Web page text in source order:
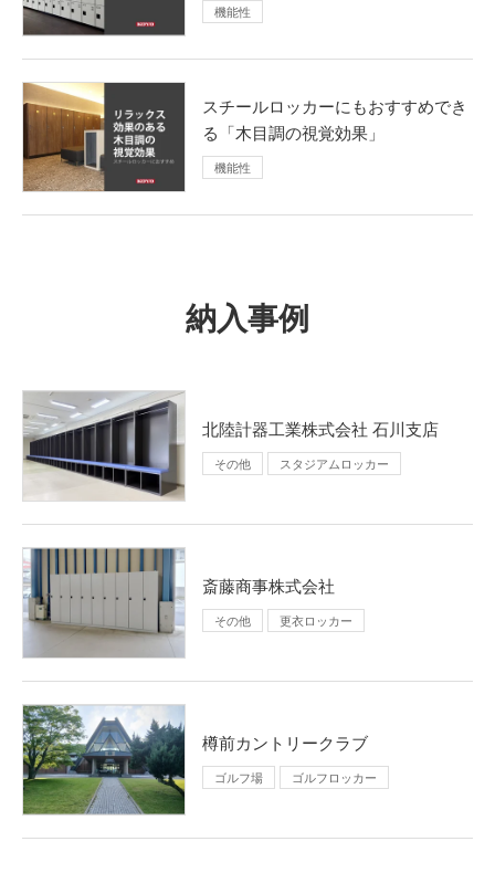
機能性
スチールロッカーにもおすすめでき
る「木目調の視覚効果」
機能性
納入事例
北陸計器工業株式会社 石川支店
その他 スタジアムロッカー
斎藤商事株式会社
その他 更衣ロッカー
樽前カントリークラブ
ゴルフ場 ゴルフロッカー